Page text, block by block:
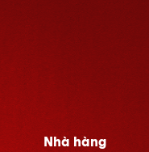
Nhà hàng